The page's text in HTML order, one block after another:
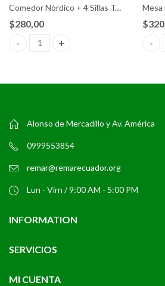
Comedor Nórdico + 4 Sillas Tapizadas
$280,00
Comedor Nórdico + 4 Sillas Tapizadas
$
Alonso de Mercadillo y Av. América
0999553854
remar@remarecuador.org
Lun - Virn / 9:00 AM - 5:00 PM
INFORMATION
SERVICIOS
MI CUENTA